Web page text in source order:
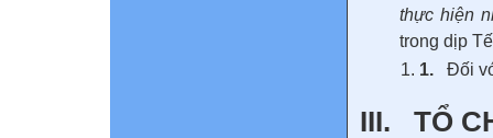
thực hiện
trong dịp
1. Đối
III. TỔ